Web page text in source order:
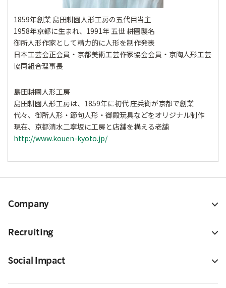
1859年創業 島田耕園人形工房の五代目当主
1958年京都に生まれ、1991年 五世 耕園襲名
御所人形作家として精力的に人形を制作発表
日本工芸会正会員・京都美術工芸作家協会会員・京陶人形工芸
協同組合理事長
島田耕園人形工房
島田耕園人形工房は、1859年に初代 庄兵衛が京都で創業
代々、御所人形・節句人形・御殿玩具などをオリジナル制作
現在、京都清水二寧坂に工房と店舗を構える老舗
http://www.kouen-kyoto.jp/
Company
Recruiting
Social Impact